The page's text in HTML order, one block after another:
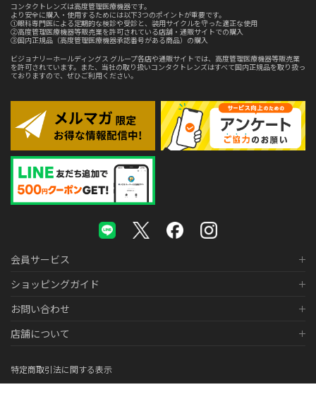
コンタクトレンズは高度管理医療機器です。
より安全に購入・使用するためには以下3つのポイントが重要です。
①眼科専門医による定期的な検診や受診と、装用サイクルを守った適正な使用
②高度管理医療機器等販売業を許可されている店舗・通販サイトでの購入
③国内正規品（高度管理医療機器承認番号がある商品）の購入
ビジョナリーホールディングス グループ各店や通販サイトでは、高度管理医療機器等販売業
を許可されています。また、当社の取り扱いコンタクトレンズはすべて国内正規品を取り扱っ
ておりますので、ぜひご利用ください。
会員サービス
ショッピングガイド
お問い合わせ
店舗について
特定商取引法に関する表示